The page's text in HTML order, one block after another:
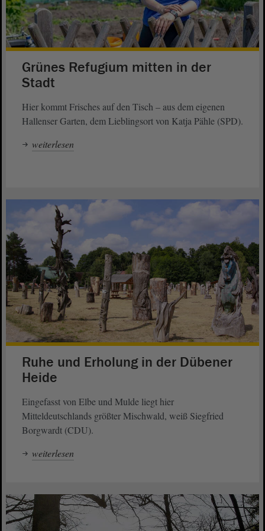
Grünes Refugium mitten in der
Stadt
Hier kommt Frisches auf den Tisch – aus dem eigenen
Hallenser Garten, dem Lieblingsort von Katja Pähle (SPD).
weiterlesen
Ruhe und Erholung in der Dübener
Heide
Eingefasst von Elbe und Mulde liegt hier
Mitteldeutschlands größter Mischwald, weiß Siegfried
Borgwardt (CDU).
weiterlesen